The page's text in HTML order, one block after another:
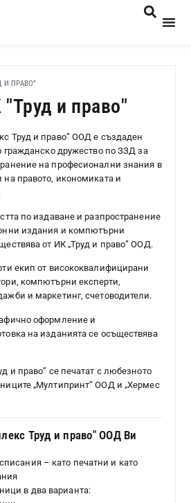
И ПРАВО”
и право"
Труд и право” ООД е създаден
гражданско дружество по ЗЗД за
на професионални знания в
на правото, икономиката и
по издаване и разпространение
издания и компютърни
от ИК „Труд и право” ООД.
екип от висококвалифицирани
компютърни експерти,
и маркетинг, счетоводители.
оформление и
на изданията се осъществява
и право” се печатат с любезното
„Мултипринт” ООД и „Хермес
Труд и право" ООД Ви
– като печатни и като
в два варианта: